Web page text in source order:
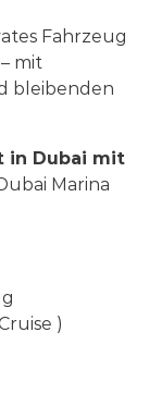
Fahrzeug
mit
bleibenden
in Dubai mit
Marina
)